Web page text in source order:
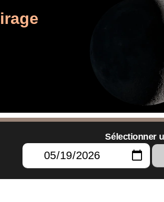
Sélectionner